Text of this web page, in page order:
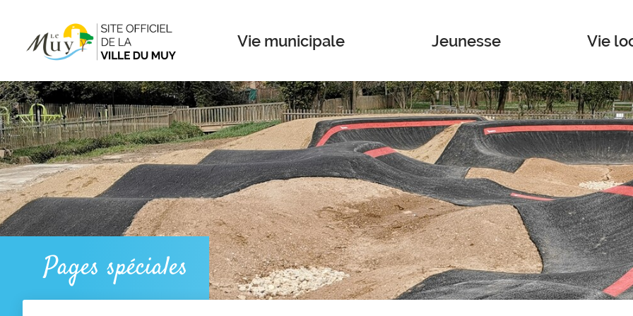
Vie municipale Jeunesse Vie
Pages spéciales